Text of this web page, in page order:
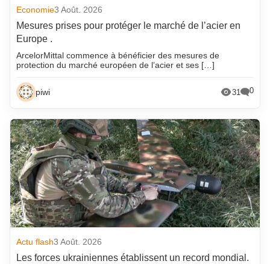
Economie3 Août. 2026
Mesures prises pour protéger le marché de l’acier en
Europe .
ArcelorMittal commence à bénéficier des mesures de
protection du marché européen de l’acier et ses […]
piwi 31 0
Actu flash3 Août. 2026
Les forces ukrainiennes établissent un record mondial.